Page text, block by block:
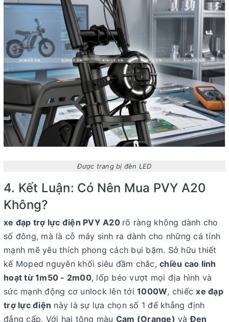
Được trang bị đèn LED
4. Kết Luận: Có Nên Mua PVY A20
Không?
xe đạp trợ lực điện PVY A20 rõ ràng không dành cho
số đông, mà là cỗ máy sinh ra dành cho những cá tính
mạnh mẽ yêu thích phong cách bụi bặm. Sở hữu thiết
kế Moped nguyên khối siêu đầm chắc, chiều cao linh
hoạt từ 1m50 - 2m00, lốp béo vượt mọi địa hình và
sức mạnh động cơ unlock lên tới 1000W, chiếcxe đạp
trợ lực điện này là sự lựa chọn số 1 để khẳng định
đẳng cấp. Với hai tông màu Cam (Orange) vàĐen